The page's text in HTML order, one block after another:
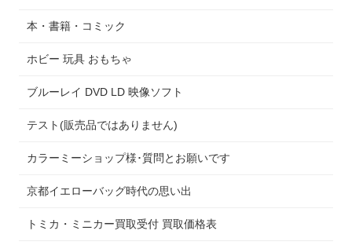
本・書籍・コミック
ホビー 玩具 おもちゃ
ブルーレイ DVD LD 映像ソフト
テスト(販売品ではありません)
カラーミーショップ様･質問とお願いです
京都イエローバッグ時代の思い出
トミカ・ミニカー買取受付 買取価格表